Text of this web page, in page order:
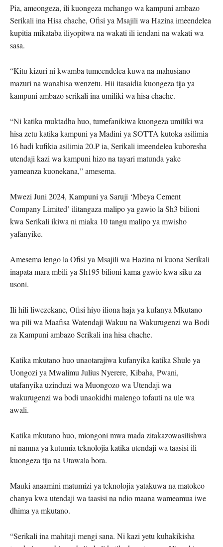
Pia, ameongeza, ili kuongeza mchango wa kampuni ambazo
Serikali ina Hisa chache, Ofisi ya Msajili wa Hazina imeendelea
kupitia mikataba iliyopitwa na wakati ili iendani na wakati wa
sasa.
“Kitu kizuri ni kwamba tumeendelea kuwa na mahusiano
mazuri na wanahisa wenzetu. Hii itasaidia kuongeza tija ya
kampuni ambazo serikali ina umiliki wa hisa chache.
“Ni katika muktadha huo, tumefanikiwa kuongeza umiliki wa
hisa zetu katika kampuni ya Madini ya SOTTA kutoka asilimia
16 hadi kufikia asilimia 20.P ia, Serikali imeendelea kuboresha
utendaji kazi wa kampuni hizo na tayari matunda yake
yameanza kuonekana,” amesema.
Mwezi Juni 2024, Kampuni ya Saruji ‘Mbeya Cement
Company Limited’ ilitangaza malipo ya gawio la Sh3 bilioni
kwa Serikali ikiwa ni miaka 10 tangu malipo ya mwisho
yafanyike.
Amesema lengo la Ofisi ya Msajili wa Hazina ni kuona Serikali
inapata mara mbili ya Sh195 bilioni kama gawio kwa siku za
usoni.
Ili hili liwezekane, Ofisi hiyo iliona haja ya kufanya Mkutano
wa pili wa Maafisa Watendaji Wakuu na Wakurugenzi wa Bodi
za Kampuni ambazo Serikali ina hisa chache.
Katika mkutano huo unaotarajiwa kufanyika katika Shule ya
Uongozi ya Mwalimu Julius Nyerere, Kibaha, Pwani,
utafanyika uzinduzi wa Muongozo wa Utendaji wa
wakurugenzi wa bodi unaokidhi malengo tofauti na ule wa
awali.
Katika mkutano huo, miongoni mwa mada zitakazowasilishwa
ni namna ya kutumia teknolojia katika utendaji wa taasisi ili
kuongeza tija na Utawala bora.
Mauki anaamini matumizi ya teknolojia yatakuwa na matokeo
chanya kwa utendaji wa taasisi na ndio maana wameamua iwe
dhima ya mkutano.
“Serikali ina mahitaji mengi sana. Ni kazi yetu kuhakikisha